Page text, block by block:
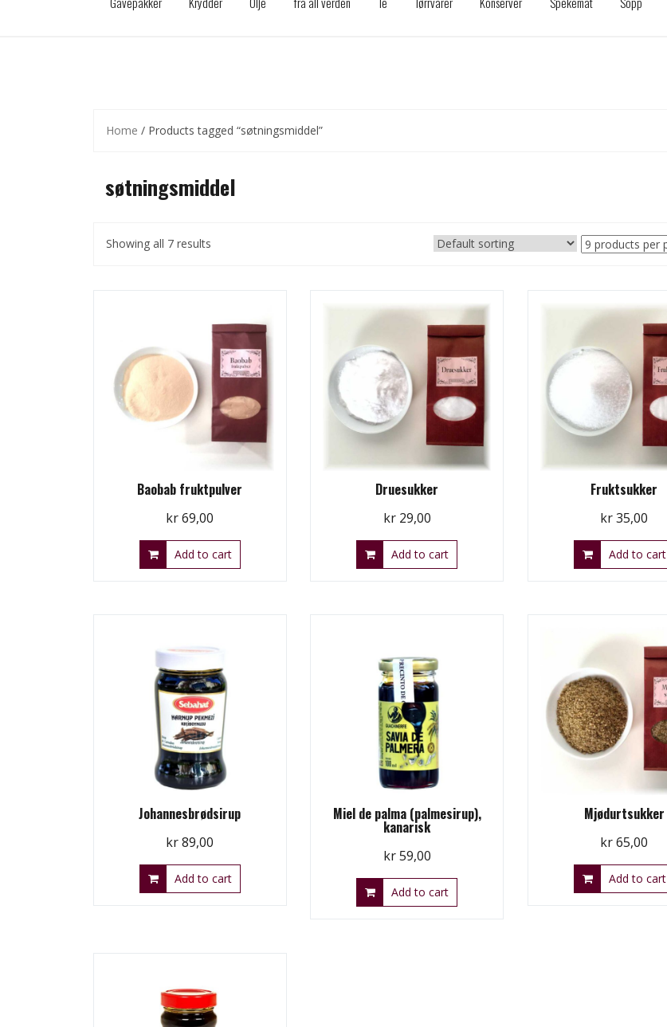
Home / Products tagged “søtningsmiddel”
søtningsmiddel
Showing all 7 results
Baobab fruktpulver
kr69,00
Add to cart
Druesukker
kr29,00
Add to cart
Fruktsukker
kr35,00
Add to cart
Johannesbrødsirup
kr89,00
Add to cart
Miel de palma (palmesirup),
kanarisk
kr59,00
Add to cart
Mjødurtsukker
kr65,00
Add to cart